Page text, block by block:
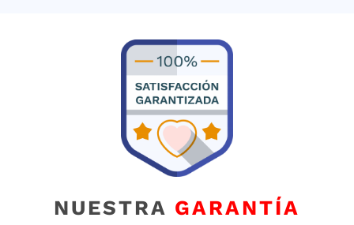
NUESTRA GARANTÍA